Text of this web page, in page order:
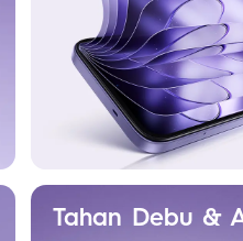
Tahan Debu &